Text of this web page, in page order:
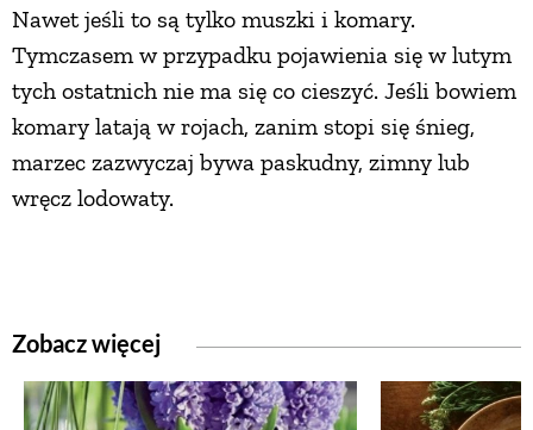
Nawet jeśli to są tylko muszki i komary.
Tymczasem w przypadku pojawienia się w lutym
tych ostatnich nie ma się co cieszyć. Jeśli bowiem
komary latają w rojach, zanim stopi się śnieg,
marzec zazwyczaj bywa paskudny, zimny lub
wręcz lodowaty.
Zobacz więcej